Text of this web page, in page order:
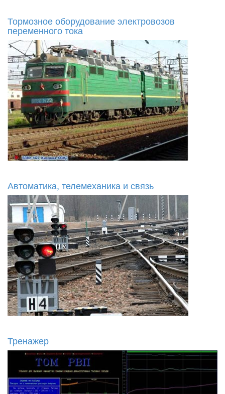
Тормозное оборудование электровозов
переменного тока
Автоматика, телемеханика и связь
Тренажер